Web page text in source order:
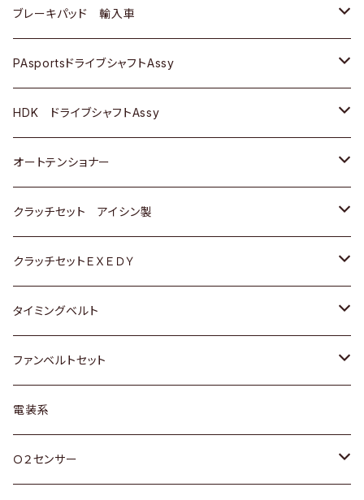
三菱
スバル
ＢＥＮＺ
三菱
スバル
マツダ
三菱
スバル
ダイハツ
マツダ
三菱
スバル
日産
ダイハツ
マツダ
三菱
スバル
日産
ダイハツ
マツダ
三菱
スバル
ホンダ
スズキ
日産
いすゞ
ダイハツ
マツダ
三菱
スバル
日野
ＡＵＤＩ
ＢＥＮＺ
ＢＭＷ
GOLF
ＷＡＧＥＮ
アストロ（シボレー）
クライスラー
ブレーキパッド 輸入車
ＢＥＮＺ
ＢＭＷ
ＷＡＧＥＮ
ＶＯＬＶＯ
PAsportsドライブシャフトAssy
トヨタ
ホンダ
スズキ
日産
ダイハツ
マツダ
三菱
スバル
HDK ドライブシャフトAssy
スズキ
ダイハツ
日産
ホンダ
マツダ
オートテンショナー
トヨタ
クラッチセット アイシン製
ホンダ
スズキ
ダイハツ
マツダ
三菱
クラッチセットＥＸＥＤＹ
ホンダ
スズキ
日産
ダイハツ
タイミングベルト
トヨタ
スズキ
ダイハツ
ファンベルトセット
トヨタ
ホンダ
電装系
Ｏ２センサー